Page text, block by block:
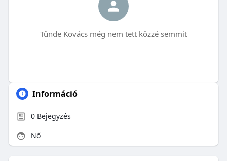
Tünde Kovács még nem tett közzé semmit
Információ
0Bejegyzés
Nő